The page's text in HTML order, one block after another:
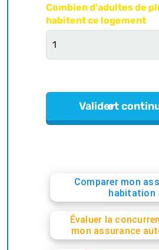
Comparer mon
habitation
Évaluer la
mon assurance